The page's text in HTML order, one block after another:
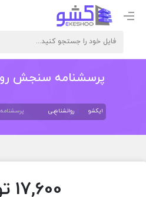
پرسشنامه سنجش
ایکشو روانشناسی
17,600